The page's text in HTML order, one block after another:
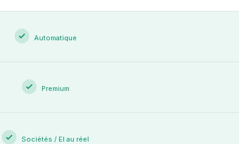
Automatique
Premium
Sociétés / EI au réel